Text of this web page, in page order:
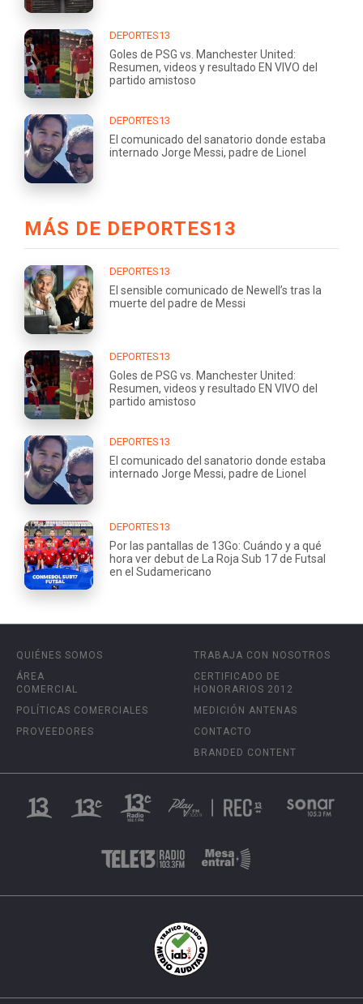
DEPORTES13
Goles de PSG vs. Manchester United:
Resumen, videos y resultado EN VIVO del
partido amistoso
DEPORTES13
El comunicado del sanatorio donde estaba
internado Jorge Messi, padre de Lionel
MÁS DE DEPORTES13
DEPORTES13
El sensible comunicado de Newell’s tras la
muerte del padre de Messi
DEPORTES13
Goles de PSG vs. Manchester United:
Resumen, videos y resultado EN VIVO del
partido amistoso
DEPORTES13
El comunicado del sanatorio donde estaba
internado Jorge Messi, padre de Lionel
DEPORTES13
Por las pantallas de 13Go: Cuándo y a qué
hora ver debut de La Roja Sub 17 de Futsal
en el Sudamericano
QUIÉNES SOMOS
ÁREA
COMERCIAL
POLÍTICAS COMERCIALES
PROVEEDORES
TRABAJA CON NOSOTROS
CERTIFICADO DE
HONORARIOS 2012
MEDICIÓN ANTENAS
CONTACTO
BRANDED CONTENT